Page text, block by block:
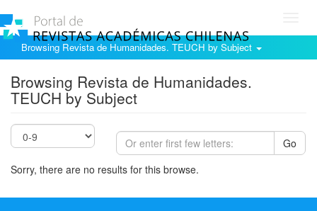
Browsing Revista de Humanidades. TEUCH by Subject
Browsing Revista de Humanidades.
TEUCH by Subject
Go
Sorry, there are no results for this browse.